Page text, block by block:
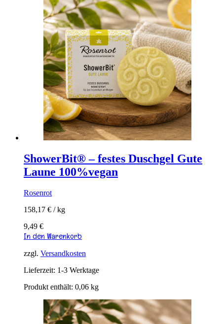
ShowerBit® – festes Duschgel Gute
Laune 100%vegan
Rosenrot
158,17 € /kg
9,49 €
In den Warenkorb
zzgl. Versandkosten
Lieferzeit: 1-3 Werktage
Produkt enthält: 0,06 kg